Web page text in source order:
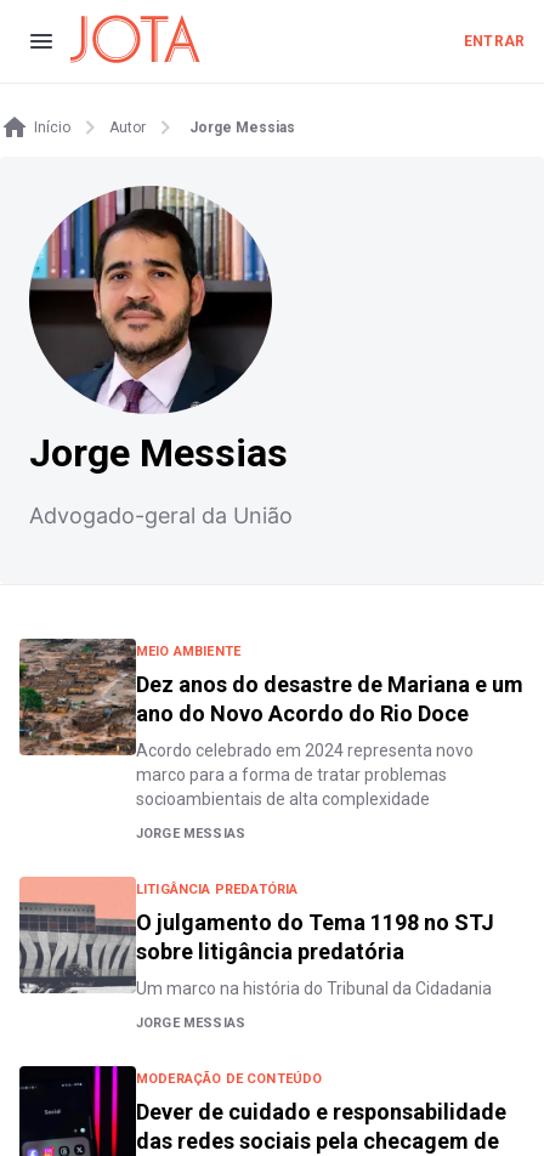
ENTRAR
Início Autor Jorge Messias
Jorge Messias
Advogado-geral da União
MEIO AMBIENTE
Dez anos do desastre de Mariana e um
ano do Novo Acordo do Rio Doce
Acordo celebrado em 2024 representa novo
marco para a forma de tratar problemas
socioambientais de alta complexidade
JORGE MESSIAS
LITIGÂNCIA PREDATÓRIA
O julgamento do Tema 1198 no STJ
sobre litigância predatória
Um marco na história do Tribunal da Cidadania
JORGE MESSIAS
MODERAÇÃO DE CONTEÚDO
Dever de cuidado e responsabilidade
das redes sociais pela checagem de